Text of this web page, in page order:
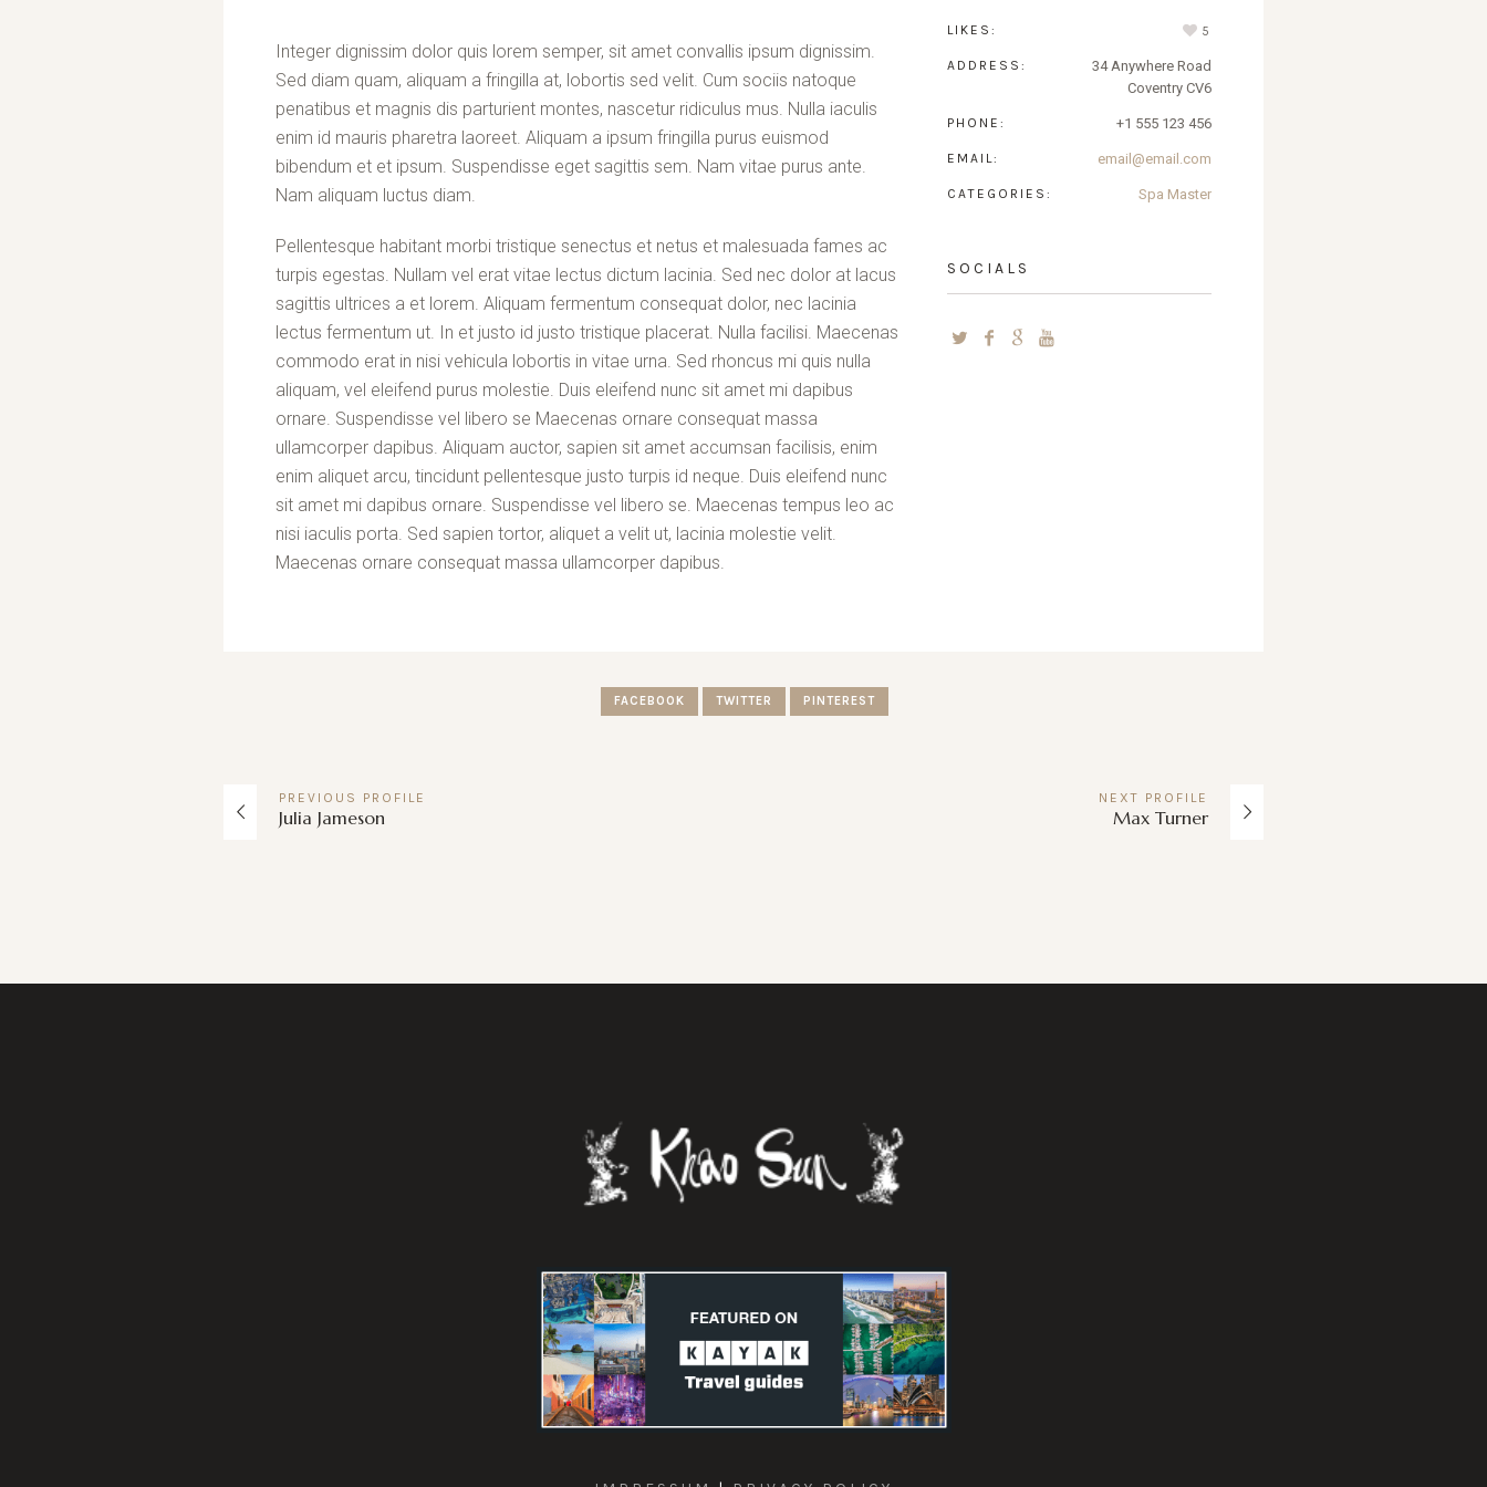
Integer dignissim dolor quis lorem semper, sit amet convallis ipsum dignissim.
Sed diam quam, aliquam a fringilla at, lobortis sed velit. Cum sociis natoque
penatibus et magnis dis parturient montes, nascetur ridiculus mus. Nulla iaculis
enim id mauris pharetra laoreet. Aliquam a ipsum fringilla purus euismod
bibendum et et ipsum. Suspendisse eget sagittis sem. Nam vitae purus ante.
Nam aliquam luctus diam.
Pellentesque habitant morbi tristique senectus et netus et malesuada fames ac
turpis egestas. Nullam vel erat vitae lectus dictum lacinia. Sed nec dolor at lacus
sagittis ultrices a et lorem. Aliquam fermentum consequat dolor, nec lacinia
lectus fermentum ut. In et justo id justo tristique placerat. Nulla facilisi. Maecenas
commodo erat in nisi vehicula lobortis in vitae urna. Sed rhoncus mi quis nulla
aliquam, vel eleifend purus molestie. Duis eleifend nunc sit amet mi dapibus
ornare. Suspendisse vel libero se Maecenas ornare consequat massa
ullamcorper dapibus. Aliquam auctor, sapien sit amet accumsan facilisis, enim
enim aliquet arcu, tincidunt pellentesque justo turpis id neque. Duis eleifend nunc
sit amet mi dapibus ornare. Suspendisse vel libero se. Maecenas tempus leo ac
nisi iaculis porta. Sed sapien tortor, aliquet a velit ut, lacinia molestie velit.
Maecenas ornare consequat massa ullamcorper dapibus.
LIKES: 5
ADDRESS:
34 Anywhere Road
Coventry CV6
PHONE: +1 555 123 456
EMAIL: email@email.com
CATEGORIES: Spa Master
SOCIALS
FACEBOOK TWITTER PINTEREST
PREVIOUS PROFILE
Julia Jameson
NEXT PROFILE
Max Turner